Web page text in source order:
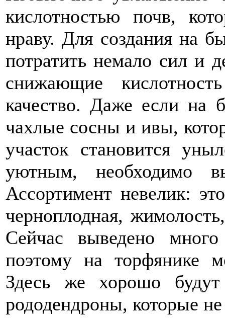
кислотностью почв,
нраву. Для создания на
потратить немало сил и
снижающие
качество. Даже если на
чахлые сосны и ивы,
участок становится
уютным, необходимо
Ассортимент невелик:
черноплодная,
Сейчас выведено
поэтому на торфянике
Здесь же хорошо
рододендроны, которые